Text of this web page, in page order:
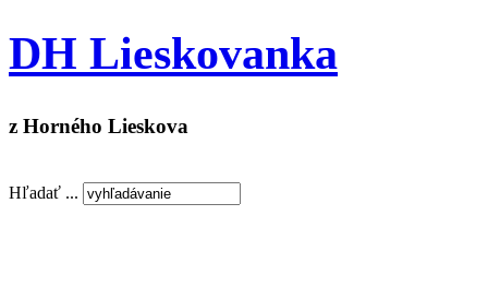
DH Lieskovanka
z Horného Lieskova
Hľadať ...